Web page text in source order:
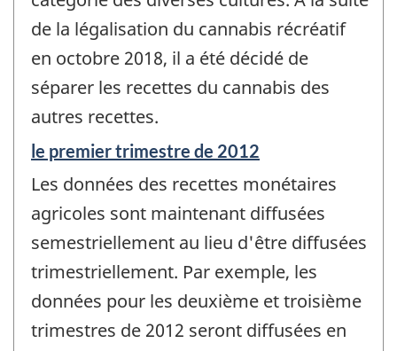
de la légalisation du cannabis récréatif
en octobre 2018, il a été décidé de
séparer les recettes du cannabis des
autres recettes.
Période
référence
de
changement
-
le premier trimestre de 2012
Les données des recettes monétaires
agricoles sont maintenant diffusées
semestriellement au lieu d'être diffusées
trimestriellement. Par exemple, les
données pour les deuxième et troisième
trimestres de 2012 seront diffusées en